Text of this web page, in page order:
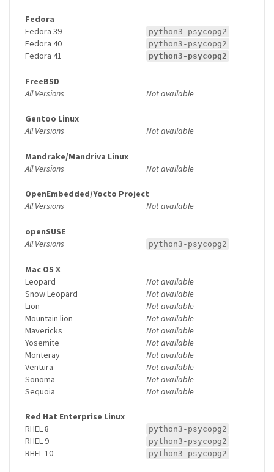
Fedora
Fedora 39
python3-psycopg2
Fedora 40 python3-psycopg2
Fedora 41 python3-psycopg2
FreeBSD
All Versions
Not available
Gentoo Linux
All Versions
Not available
Mandrake/Mandriva Linux
All Versions
Not available
OpenEmbedded/Yocto Project
All Versions
Not available
openSUSE
All Versions
python3-psycopg2
Mac OS X
Leopard
Not available
Snow Leopard
Not available
Lion
Not available
Mountain lion
Not available
Mavericks
Not available
Yosemite
Not available
Monteray
Not available
Ventura
Not available
Sonoma
Not available
Sequoia
Not available
Red Hat Enterprise Linux
RHEL 8
python3-psycopg2
RHEL 9 python3-psycopg2
RHEL 10 python3-psycopg2